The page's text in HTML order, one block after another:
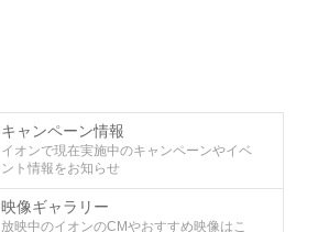
キャンペーン情報
イオンで現在実施中のキャンペーンやイベ
ント情報をお知らせ
映像ギャラリー
放映中のイオンのCMやおすすめ映像はこ